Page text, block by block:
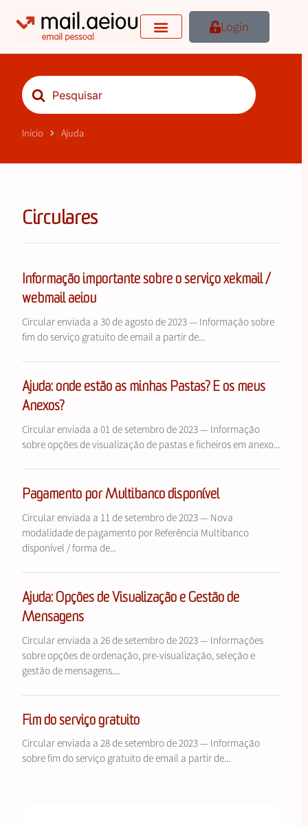
Login
Procurar
por
Início Ajuda
Circulares
Informação importante sobre o serviço xekmail /
webmail aeiou
Circular enviada a 30 de agosto de 2023 — Informação sobre
fim do serviço gratuito de email a partir de...
Ajuda: onde estão as minhas Pastas? E os meus
Anexos?
Circular enviada a 01 de setembro de 2023 — Informação
sobre opções de visualização de pastas e ficheiros em anexo...
Pagamento por Multibanco disponível
Circular enviada a 11 de setembro de 2023 — Nova
modalidade de pagamento por Referência Multibanco
disponível / forma de...
Ajuda: Opções de Visualização e Gestão de
Mensagens
Circular enviada a 26 de setembro de 2023 — Informações
sobre opções de ordenação, pre-visualização, seleção e
gestão de mensagens....
Fim do serviço gratuito
Circular enviada a 28 de setembro de 2023 — Informação
sobre fim do serviço gratuito de email a partir de...